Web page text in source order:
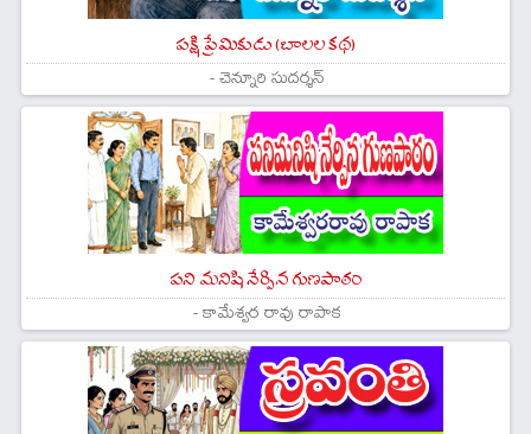
పక్షి ప్రేమికుడు (బాలల కథ)
- చెన్నూరి సుదర్శన్
పని మనిషి నేర్పిన గుణపాఠం
- కామేశ్వర రావు రాపాక